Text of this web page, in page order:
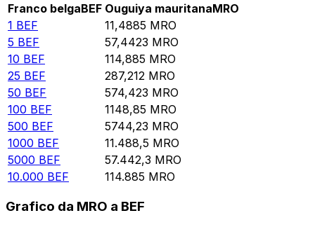
Franco belgaBEF Ouguiya mauritanaMRO
1 BEF 11,4885 MRO
5 BEF 57,4423 MRO
10 BEF 114,885 MRO
25 BEF 287,212 MRO
50 BEF 574,423 MRO
100 BEF 1148,85 MRO
500 BEF 5744,23 MRO
1000 BEF 11.488,5 MRO
5000 BEF 57.442,3 MRO
10.000 BEF 114.885 MRO
Grafico da MRO a BEF